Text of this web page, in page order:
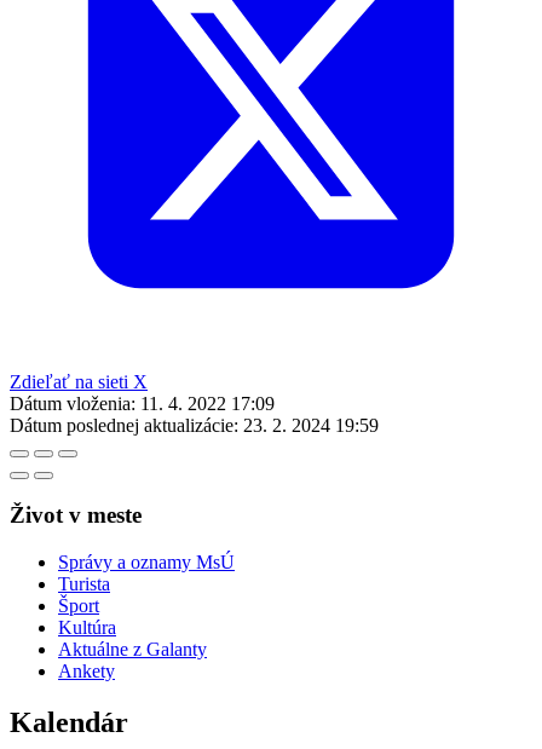
Zdieľať na sieti X
Dátum vloženia: 11. 4. 2022 17:09
Dátum poslednej aktualizácie: 23. 2. 2024 19:59
Život v meste
Správy a oznamy MsÚ
Turista
Šport
Kultúra
Aktuálne z Galanty
Ankety
Kalendár